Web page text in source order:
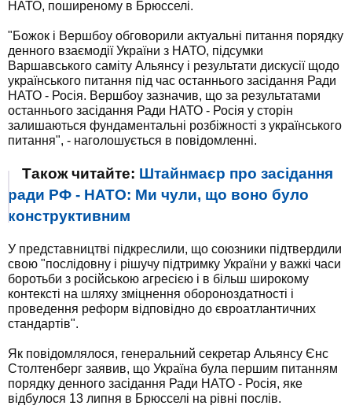
НАТО, поширеному в Брюсселі.
"Божок і Вершбоу обговорили актуальні питання порядку
денного взаємодії України з НАТО, підсумки
Варшавського саміту Альянсу і результати дискусії щодо
українського питання під час останнього засідання Ради
НАТО - Росія. Вершбоу зазначив, що за результатами
останнього засідання Ради НАТО - Росія у сторін
залишаються фундаментальні розбіжності з українського
питання", - наголошується в повідомленні.
Також читайте: Штайнмаєр про засідання
ради РФ - НАТО: Ми чули, що воно було
конструктивним
У представництві підкреслили, що союзники підтвердили
свою "послідовну і рішучу підтримку України у важкі часи
боротьби з російською агресією і в більш широкому
контексті на шляху зміцнення обороноздатності і
проведення реформ відповідно до євроатлантичних
стандартів".
Як повідомлялося, генеральний секретар Альянсу Єнс
Столтенберг заявив, що Україна була першим питанням
порядку денного засідання Ради НАТО - Росія, яке
відбулося 13 липня в Брюсселі на рівні послів.